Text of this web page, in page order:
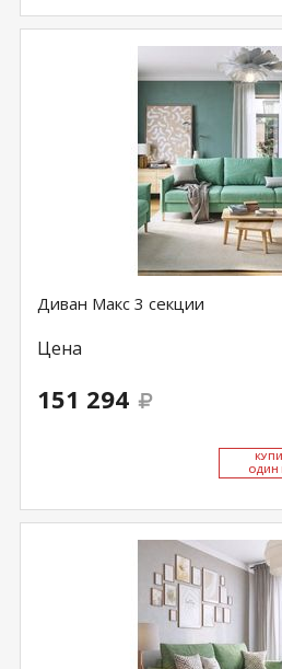
Диван Макс 3 секции
Цена
151 294
ОДИН